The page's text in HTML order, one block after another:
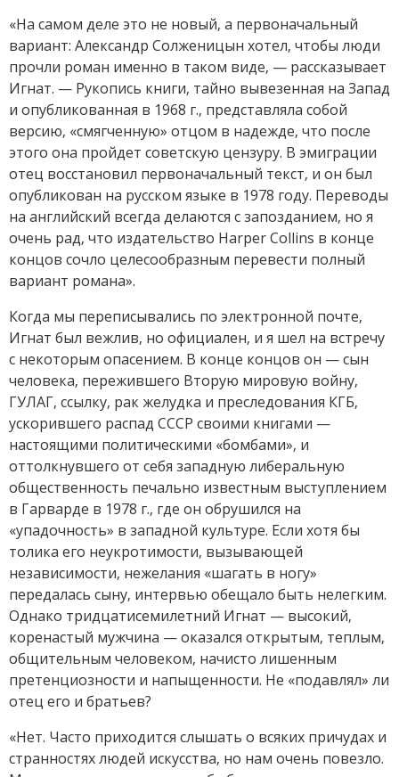
«На самом деле это не новый, а первоначальный
вариант: Александр Солженицын хотел, чтобы люди
прочли роман именно в таком виде, — рассказывает
Игнат. — Рукопись книги, тайно вывезенная на Запад
и опубликованная в 1968 г., представляла собой
версию, «смягченную» отцом в надежде, что после
этого она пройдет советскую цензуру. В эмиграции
отец восстановил первоначальный текст, и он был
опубликован на русском языке в 1978 году. Переводы
на английский всегда делаются с запозданием, но я
очень рад, что издательство Harper Collins в конце
концов сочло целесообразным перевести полный
вариант романа».
Когда мы переписывались по электронной почте,
Игнат был вежлив, но официален, и я шел на встречу
с некоторым опасением. В конце концов он — сын
человека, пережившего Вторую мировую войну,
ГУЛАГ, ссылку, рак желудка и преследования КГБ,
ускорившего распад СССР своими книгами —
настоящими политическими «бомбами», и
оттолкнувшего от себя западную либеральную
общественность печально известным выступлением
в Гарварде в 1978 г., где он обрушился на
«упадочность» в западной культуре. Если хотя бы
толика его неукротимости, вызывающей
независимости, нежелания «шагать в ногу»
передалась сыну, интервью обещало быть нелегким.
Однако тридцатисемилетний Игнат — высокий,
коренастый мужчина — оказался открытым, теплым,
общительным человеком, начисто лишенным
претенциозности и напыщенности. Не «подавлял» ли
отец его и братьев?
«Нет. Часто приходится слышать о всяких причудах и
странностях людей искусства, но нам очень повезло.